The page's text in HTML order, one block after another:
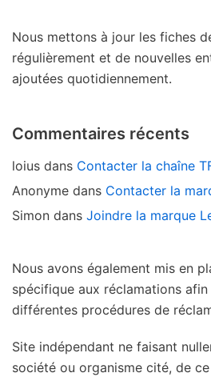
Nous mettons à jour les fiches
régulièrement et de nouvelles
ajoutées quotidiennement.
Commentaires récents
loius dans Contacter la chaîne
Anonyme dans Contacter la
Simon dans Joindre la marque
Nous avons également mis en
spécifique aux réclamations afin
différentes procédures de
Site indépendant ne faisant
société ou organisme cité, de